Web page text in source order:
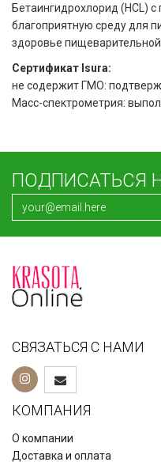
Бетаингидрохлорид (HCL)
благоприятную среду для
здоровье пищеварительной
Сертификат Isura:
не содержит ГМО:
Масс-спектрометрия:
ПОДПИСАТЬСЯ
СВЯЗАТЬСЯ С НАМИ
КОМПАНИЯ
О компании
Доставка и оплата